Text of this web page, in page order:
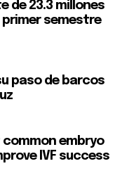
de 23.3 millones
primer semestre
paso de barcos
embryo
IVF success